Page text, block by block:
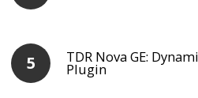
TDR Nova GE:
Plugin